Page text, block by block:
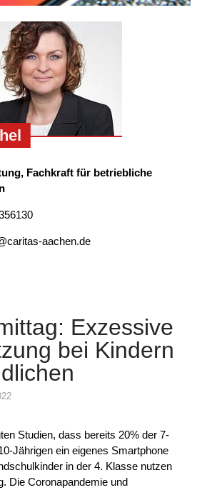
Exzessive
bei Kindern
Studien, dass bereits 20% der 7-
Jährigen ein eigenes Smartphone
in der 4. Klasse nutzen
Die Coronapandemie und
Fachkraft für betriebliche
aachen.de